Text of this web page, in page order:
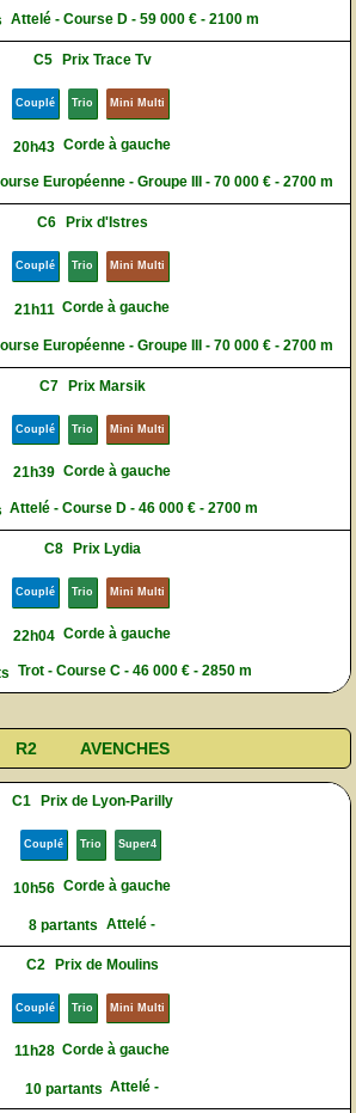
Attelé - Course D - 59 000 € - 2100 m
C5 Prix Trace Tv
Couplé Trio Mini Multi
20h43 Corde à gauche
Européenne - Groupe III - 70 000 € - 2700 m
C6 Prix d'Istres
Couplé Trio Mini Multi
21h11 Corde à gauche
Européenne - Groupe III - 70 000 € - 2700 m
C7 Prix Marsik
Couplé Trio Mini Multi
21h39 Corde à gauche
Attelé - Course D - 46 000 € - 2700 m
C8 Prix Lydia
Couplé Trio Mini Multi
22h04 Corde à gauche
Trot - Course C - 46 000 € - 2850 m
R2 AVENCHES
C1 Prix de Lyon-Parilly
Couplé Trio Super4
10h56 Corde à gauche
8 partants Attelé -
C2 Prix de Moulins
Couplé Trio Mini Multi
11h28 Corde à gauche
10 partants Attelé -